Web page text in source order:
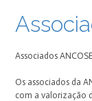
Associados
Os associados da
com a valorização